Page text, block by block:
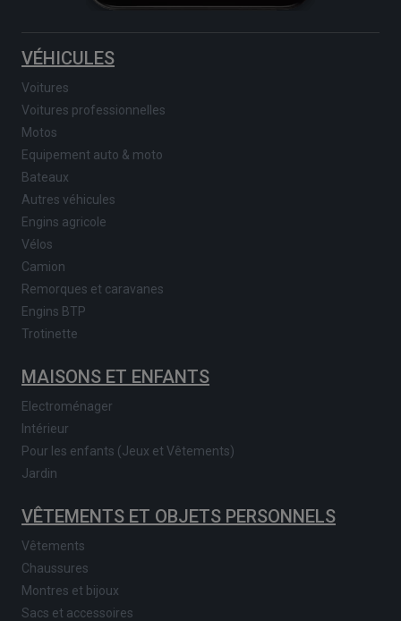
VÉHICULES
Voitures
Voitures professionnelles
Motos
Equipement auto & moto
Bateaux
Autres véhicules
Engins agricole
Vélos
Camion
Remorques et caravanes
Engins BTP
Trotinette
MAISONS ET ENFANTS
Electroménager
Intérieur
Pour les enfants (Jeux et Vêtements)
Jardin
VÊTEMENTS ET OBJETS PERSONNELS
Vêtements
Chaussures
Montres et bijoux
Sacs et accessoires